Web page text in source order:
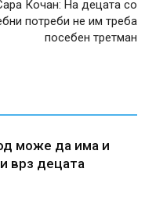
Кочан: На децата со
потреби не им треба
посебен третман
може да има и
врз децата